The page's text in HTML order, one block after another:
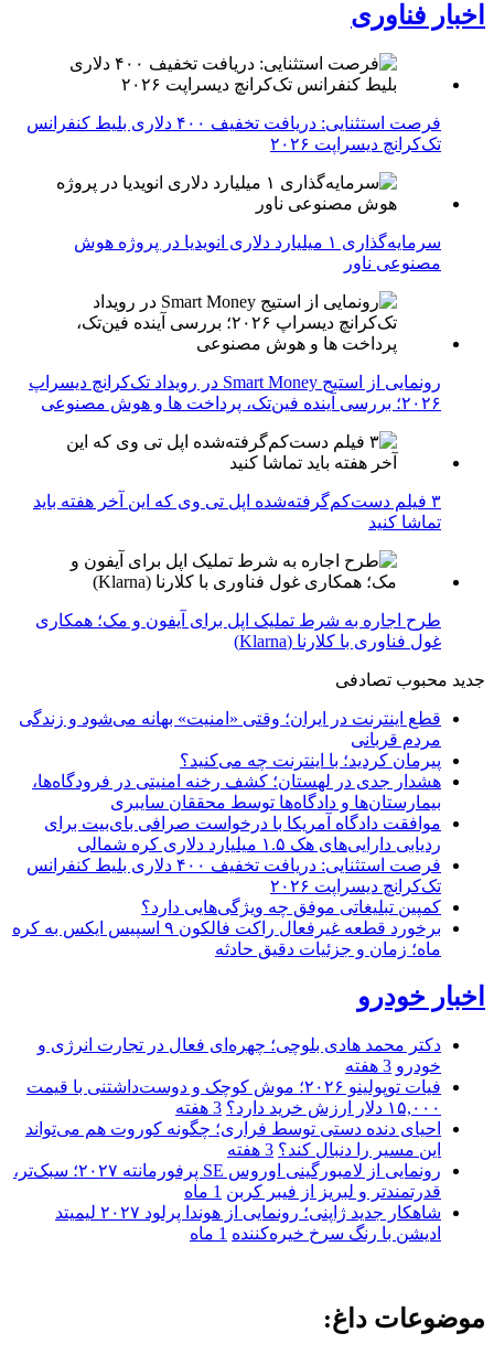
اخبار فناوری
فرصت استثنایی: دریافت تخفیف ۴۰۰ دلاری بلیط کنفرانس
تک‌کرانچ دیسراپت ۲۰۲۶
سرمایه‌گذاری ۱ میلیارد دلاری انویدیا در پروژه هوش
مصنوعی ناور
رونمایی از استیج Smart Money در رویداد تک‌کرانچ دیسراپ
۲۰۲۶؛ بررسی آینده فین‌تک، پرداخت‌ ها و هوش مصنوعی
۳ فیلم دست‌کم‌گرفته‌شده اپل تی وی که این آخر هفته باید
تماشا کنید
طرح اجاره به شرط تملیک اپل برای آیفون و مک؛ همکاری
غول فناوری با کلارنا (Klarna)
جدید محبوب تصادفی
قطع اینترنت در ایران؛ وقتی «امنیت» بهانه می‌شود و زندگی
مردم قربانی
پیرمان کردید؛ با اینترنت چه می‌کنید؟
هشدار جدی در لهستان؛ کشف رخنه امنیتی در فرودگاه‌ها،
بیمارستان‌ها و دادگاه‌ها توسط محققان سایبری
موافقت دادگاه آمریکا با درخواست صرافی بای‌بیت برای
ردیابی دارایی‌های هک ۱.۵ میلیارد دلاری کره شمالی
فرصت استثنایی: دریافت تخفیف ۴۰۰ دلاری بلیط کنفرانس
تک‌کرانچ دیسراپت ۲۰۲۶
کمپین تبلیغاتی موفق چه ویژگی‌هایی دارد؟
برخورد قطعه غیرفعال راکت فالکون ۹ اسپیس ایکس به کره
ماه؛ زمان و جزئیات دقیق حادثه
اخبار خودرو
دکتر محمد هادی بلوچی؛ چهره‌ای فعال در تجارت انرژی و
خودرو 3 هفته
فیات توپولینو ۲۰۲۶؛ موش کوچک و دوست‌داشتنی با قیمت
۱۵,۰۰۰ دلار ارزش خرید دارد؟
3 هفته
احیای دنده دستی توسط فراری؛ چگونه کوروت هم می‌تواند
این مسیر را دنبال کند؟ 3 هفته
رونمایی از لامبورگینی اوروس SE پرفورمانته ۲۰۲۷؛ سبک‌تر،
قدرتمندتر و لبریز از فیبر کربن 1 ماه
شاهکار جدید ژاپنی؛ رونمایی از هوندا پرلود ۲۰۲۷ لیمیتد
ادیشن با رنگ سرخ خیره‌کننده 1 ماه
موضوعات داغ: